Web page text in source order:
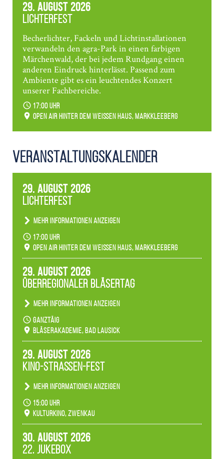
29. August 2026
Lichterfest
Becherlichter, Fackeln und Lichtinstallationen
verwandeln den agra-Park in einen farbigen
Märchenwald, der bei jedem Rundgang einen
anderen Eindruck hinterlässt. Passend zum
Ambiente gibt es ein leuchtendes Konzert
unserer Fachbereiche.
17:00 Uhr
Open Air hinter dem weißen Haus, Markkleeberg
Veranstaltungs­kalender
29. August 2026
Lichterfest
Mehr Informationen anzeigen
Becherlichter, Fackeln und Lichtinstallationen
verwandeln den agra-Park in einen farbigen
Märchenwald, der bei jedem Rundgang einen
Ambiente gibt es ein leuchtendes Konzert
unserer Fachbereiche.
17:00 Uhr
Open Air hinter dem weißen Haus, Markkleeberg
29. August 2026
Überregionaler Bläsertag
Mehr Informationen anzeigen
Teilnahme der Bläserklassen.
ganztäig
Bläserakademie, Bad Lausick
29. August 2026
Kino-Straßen-Fest
Mehr Informationen anzeigen
Konzert unserer Zwenkauer Schüler und
Schülerinnen zum Fest des Kulturkinos.
15:00 Uhr
Kulturkino, Zwenkau
30. August 2026
22. Jukebox